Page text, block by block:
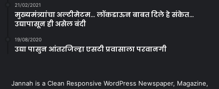
21/02/2021
मुख्यमंत्र्यांचा अल्टीमेटम… लॉकडाऊन बाबत दिले हे संकेत…
उद्यापासून ही असेल बंदी
19/08/2020
उद्या पासुन आंतरजिल्हा एसटी प्रवासाला परवानगी
Jannah is a Clean Responsive WordPress Newspaper, Magazine,